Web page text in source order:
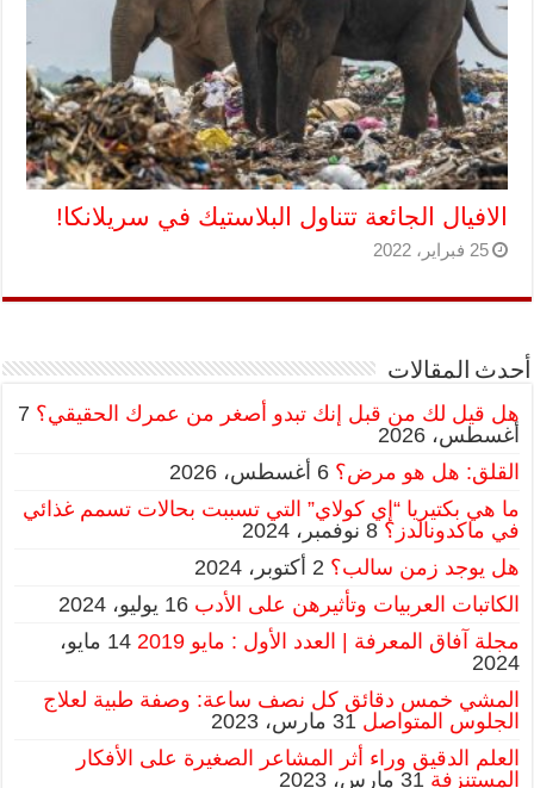
الافيال الجائعة تتناول البلاستيك في سريلانكا!
25 فبراير، 2022
أحدث المقالات
هل قيل لك من قبل إنك تبدو أصغر من عمرك الحقيقي؟ 7
أغسطس، 2026
القلق: هل هو مرض؟ 6 أغسطس، 2026
ما هي بكتيريا “إي كولاي” التي تسببت بحالات تسمم غذائي
في ماكدونالدز؟ 8 نوفمبر، 2024
هل يوجد زمن سالب؟ 2 أكتوبر، 2024
الكاتبات العربيات وتأثيرهن على الأدب 16 يوليو، 2024
مجلة آفاق المعرفة | العدد الأول : مايو 2019
14 مايو،
2024
المشي خمس دقائق كل نصف ساعة: وصفة طبية لعلاج
الجلوس المتواصل 31 مارس، 2023
العلم الدقيق وراء أثر المشاعر الصغيرة على الأفكار
المستنزفة 31 مارس، 2023